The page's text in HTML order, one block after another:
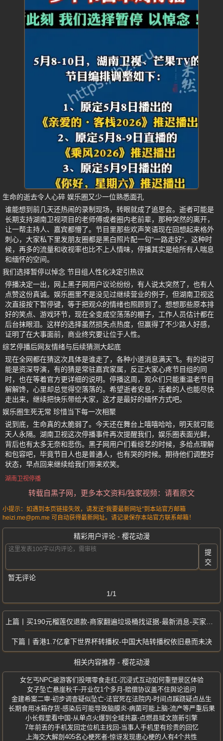
生命的逝去令人心碎 娱乐圈又少一位熟悉面孔
谁能想到前几天还热闹的录制现场，转眼就成了追思会。逝者可能是
长期支持湖南卫视项目的老师傅或者圈内老前辈，那种突然的离开，
让一帮主持人、嘉宾都懵了。节目里那些欢声笑语现在回想起来格外
刺心，大家私下里发朋友圈都是黑白照片配一句“一路走好”。这种时
候，再多的流量和收视率也比不上人情味，停播其实是给所有人喘息
和缅怀的空间。
我们选择暂停以悼念 节目组人性化决定引热议
停播决定一出，网上黑子网用户议论纷纷，有人说太突然了，也有人
点赞这份真诚。娱乐圈里不是没见过继续营业的例子，但湖南卫视这
次直接按下暂停键，等于把观众的情绪也照顾到了。想想那些原本排
好的笑点、游戏环节，现在全变成空荡荡的棚子，工作人员估计都在
后台抹眼泪。这样的选择虽然损失点热度，但赢得了不少路人好感，
证明了在大事面前，商业终究要让位于人性。
综艺停播后网友情绪与后续猜测大起底
现在全网都在猜这次具体是谁走了，各种小道消息满天飞。有的说可
能是资深导演，有的猜是常驻嘉宾家属，反正大家心疼节目组的同
时，也在等着官方更详细的说明。停播这周，观众们只能重温老节目
解解馋，心里却总觉得空落落的。希望逝者安息，活着的人也能尽快
走出来，继续把快乐带给大家，这才是最好的缅怀方式吧。
娱乐圈生死无常 珍惜当下每一次相聚
说到底，生命真的太脆弱了。今天还在舞台上嘻嘻哈哈，明天就可能
天人永隔。湖南卫视这次停播事件再次提醒我们，娱乐圈表面光鲜，
背后也有太多无奈和悲伤。黑子网用户们看综艺的时候，多给点理解
和包容吧，毕竟节目人也是普通人，也有哭的时候。期待他们调整好
状态，早点回来继续给我们带来欢笑。
湖南卫视停播
转载自黑子网，更多本文资料/独家视频：请看原文
小提示：如遇到本页链接失效，请发送“我要最新网址”到本站官方邮箱
heizi.me@pm.me 可自动获得最新网址。请记录保存本站官方联系邮箱！
精彩用户评论 - 樱花动漫
提
交
暂无评论
1/1
买190元榴莲仅退款-商家翻遍垃圾桶找证据-最新消息-买家已被行拘
香港1.7亿拿下世界杯转播权-中国大陆转播权依旧悬而未决
相关内容推荐 - 樱花动漫
女乞丐NPC被游客们投喂零食走红-沉浸式互动如何重塑景区体验
女子坠亡悬崖秋千-开业仅1个多月-赔偿协议盖不住舆论追问
金建希案二审-初步调查疑似坠亡-法官死在法院内-时间点蹊跷疑点丛生
长期食用冰箱存货-感染后可能导致脑膜炎-病菌可能上脑-流产等严重后果
小长假里看中国-从单点火爆到全域共赢-点燃县域文旅新引擎
7年前丢的手机发回定位机主找回-当事人手机里有珍贵的回忆
上海交大解剖405名心梗死者-惊讶发现患心梗的人有4个共性